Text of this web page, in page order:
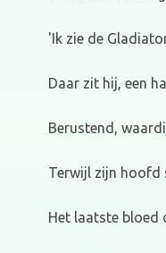
'Ik zie de
Daar zit hij, een
Berustend,
Terwijl zijn hoofd
Het laatste bloed